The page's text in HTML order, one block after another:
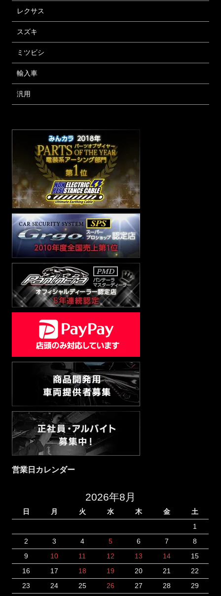
レクサス
スズキ
ミツビシ
輸入車
汎用
営業日カレンダー
2026年8月
日 月 火 水 木 金
土
1
2
3 4 5 6 7
8
9
10 11 12 13 14
15
16
17 18 19 20 21
22
23
24 25 26 27 28
29